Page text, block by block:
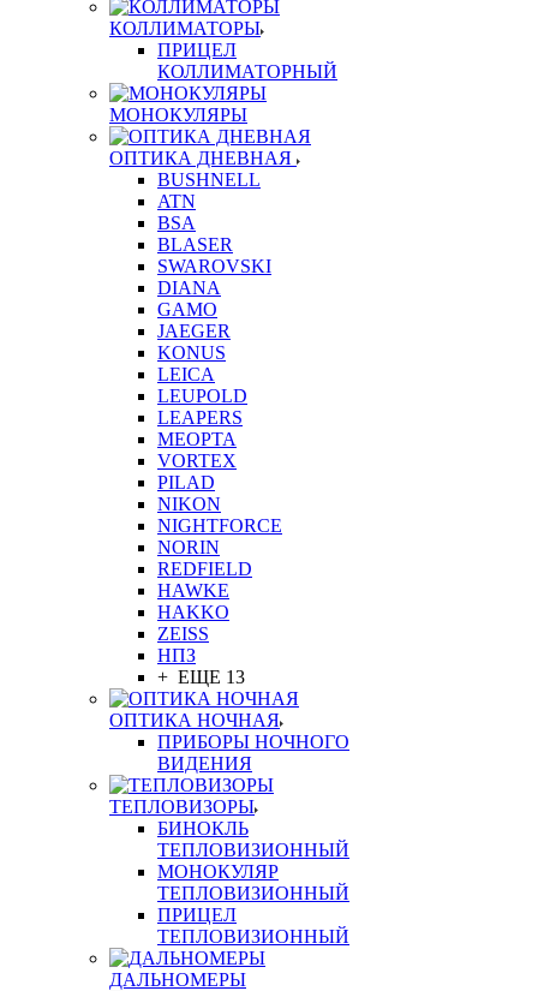
КОЛЛИМАТОРЫ
ПРИЦЕЛ
КОЛЛИМАТОРНЫЙ
МОНОКУЛЯРЫ
ОПТИКА ДНЕВНАЯ
BUSHNELL
ATN
BSA
BLASER
SWAROVSKI
DIANA
GAMO
JAEGER
KONUS
LEICA
LEUPOLD
LEAPERS
MEOPTA
VORTEX
PILAD
NIKON
NIGHTFORCE
NORIN
REDFIELD
HAWKE
HAKKO
ZEISS
НПЗ
+ ЕЩЕ 13
ОПТИКА НОЧНАЯ
ПРИБОРЫ НОЧНОГО
ВИДЕНИЯ
ТЕПЛОВИЗОРЫ
БИНОКЛЬ
ТЕПЛОВИЗИОННЫЙ
МОНОКУЛЯР
ТЕПЛОВИЗИОННЫЙ
ПРИЦЕЛ
ТЕПЛОВИЗИОННЫЙ
ДАЛЬНОМЕРЫ